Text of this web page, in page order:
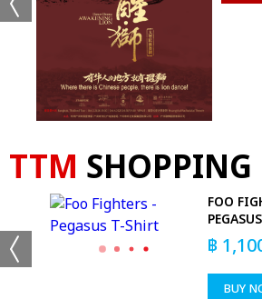
TTM SHOPPING
FOO
฿
BUY